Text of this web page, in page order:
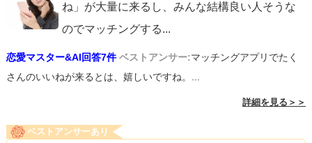
ね」が大量に来るし、みんな結構良い人そうな
のでマッチングする...
恋愛マスター&AI回答7件 ベストアンサー:マッチングアプリでたく
さんのいいねが来るとは、嬉しいですね。...
詳細を見る＞＞
ベストアンサーあり